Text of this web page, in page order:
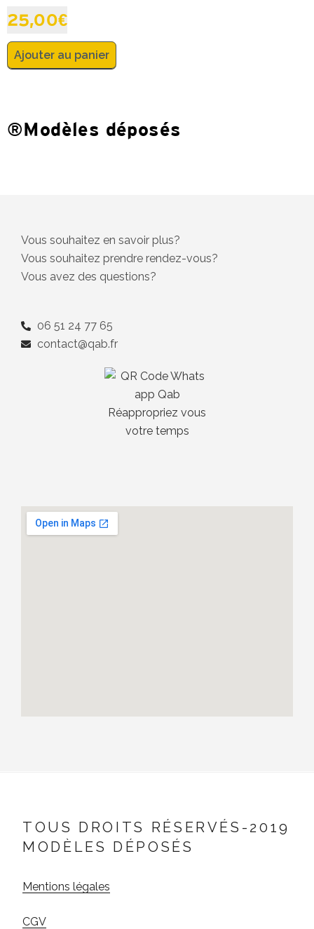
25,00€
Ajouter au panier
®Modèles déposés
Vous souhaitez en savoir plus?
Vous souhaitez prendre rendez-vous?
Vous avez des questions?
06 51 24 77 65
contact@qab.fr
TOUS DROITS RÉSERVÉS-2019
MODÈLES DÉPOSÉS
Mentions légales
CGV